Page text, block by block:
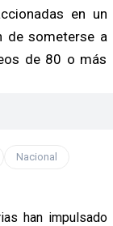
en un
de someterse a
de 80 o más
Nacional
han impulsado